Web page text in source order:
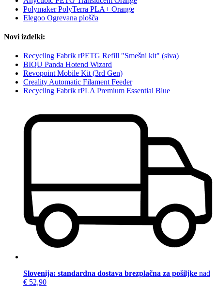
Polymaker PolyTerra PLA+ Orange
Elegoo Ogrevana plošča
Novi izdelki:
Recycling Fabrik rPETG Refill "Smešni kit" (siva)
BIQU Panda Hotend Wizard
Revopoint Mobile Kit (3rd Gen)
Creality Automatic Filament Feeder
Recycling Fabrik rPLA Premium Essential Blue
Slovenija: standardna dostava brezplačna za pošiljke nad
€ 52,90